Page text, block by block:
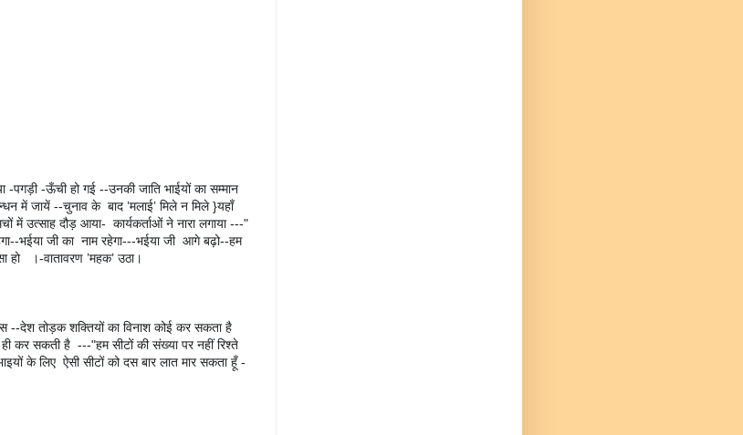
-ऊँची हो गई --उनकी जाति भाईयों का सम्मान
में जायें --चुनाव के  बाद ’मलाई’ मिले न मिले }यहाँ
में उत्साह दौड़ आया-  कार्यकर्ताओं ने नारा लगाया ---"
भईया जी का  नाम रहेगा---भईया जी  आगे बढ़ो--हम
।-वातावरण ’महक’ उठा।
--देश तोड़क शक्तियों का विनाश कोई कर सकता है
ही कर सकती है  ---"हम सीटों की संख्या पर नहीं रिश्ते
के लिए  ऐसी सीटों को दस बार लात मार सकता हूँ -